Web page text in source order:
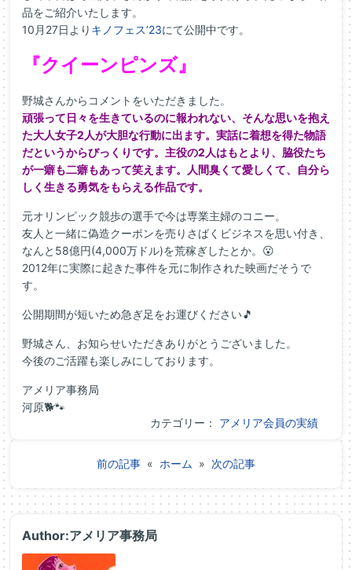
品をご紹介いたします。
10月27日より キノフェス’23にて公開中です。
『クイーンピンズ』
野城さんからコメントをいただきました。
頑張って日々を生きているのに報われない、そんな思いを抱え
た大人女子2人が大胆な行動に出ます。実話に着想を得た物語
だというからびっくりです。主役の2人はもとより、脇役たち
が一癖も二癖もあって笑えます。人間臭くて愛しくて、自分ら
しく生きる勇気をもらえる作品です。
元オリンピック競歩の選手で今は専業主婦のコニー。
友人と一緒に偽造クーポンを売りさばくビジネスを思い付き、
なんと58億円(4,000万ドル)を荒稼ぎしたとか。😮
2012年に実際に起きた事件を元に制作された映画だそうで
す。
公開期間が短いため急ぎ足をお運びください🎵
野城さん、お知らせいただきありがとうございました。
今後のご活躍も楽しみにしております。
アメリア事務局
河原🐕🐾
カテゴリー： アメリア会員の実績
前の記事 « ホーム » 次の記事
Author:アメリア事務局